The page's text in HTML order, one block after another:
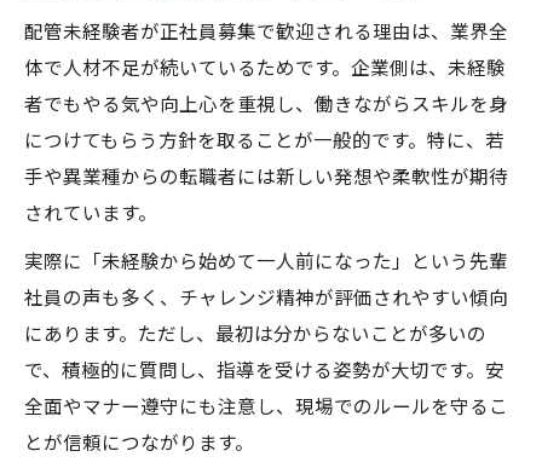
配管未経験者が正社員募集で歓迎される理由は、業界全
体で人材不足が続いているためです。企業側は、未経験
者でもやる気や向上心を重視し、働きながらスキルを身
につけてもらう方針を取ることが一般的です。特に、若
手や異業種からの転職者には新しい発想や柔軟性が期待
されています。
実際に「未経験から始めて一人前になった」という先輩
社員の声も多く、チャレンジ精神が評価されやすい傾向
にあります。ただし、最初は分からないことが多いの
で、積極的に質問し、指導を受ける姿勢が大切です。安
全面やマナー遵守にも注意し、現場でのルールを守るこ
とが信頼につながります。